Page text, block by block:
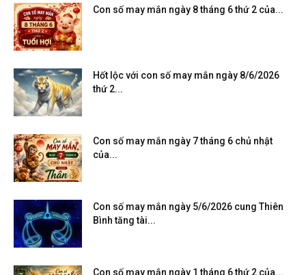
Con số may mắn ngày 8 tháng 6 thứ 2 của...
Hốt lộc với con số may mắn ngày 8/6/2026
thứ 2...
Con số may mắn ngày 7 tháng 6 chủ nhật
của...
Con số may mắn ngày 5/6/2026 cung Thiên
Bình tăng tài...
Con số may mắn ngày 1 tháng 6 thứ 2 của...